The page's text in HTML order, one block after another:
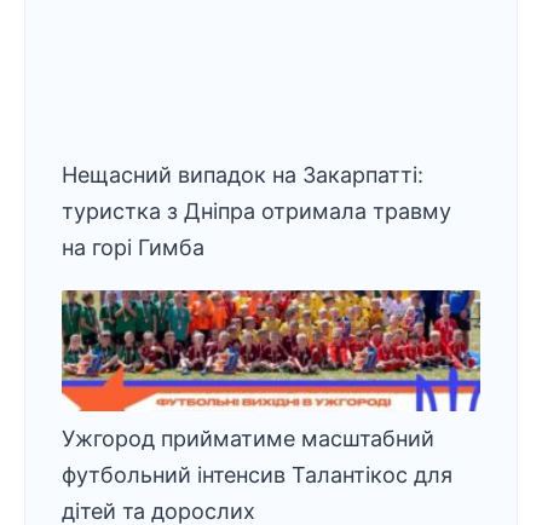
Нещасний випадок на Закарпатті:
туристка з Дніпра отримала травму
на горі Гимба
Ужгород прийматиме масштабний
футбольний інтенсив Талантікос для
дітей та дорослих